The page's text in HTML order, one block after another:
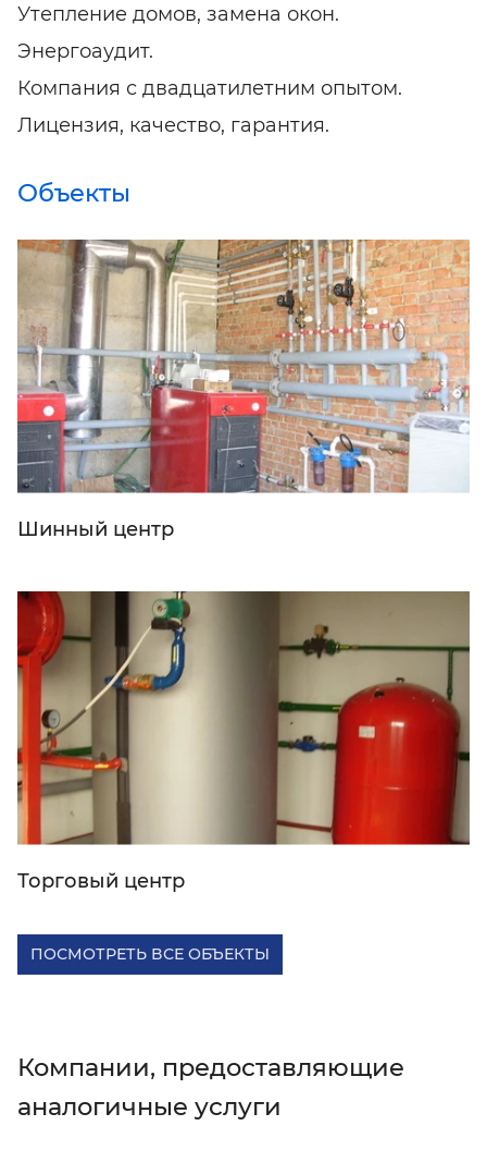
Утепление домов, замена окон.
Энергоаудит.
Компания с двадцатилетним опытом.
Лицензия, качество, гарантия.
Объекты
Шинный центр
Торговый центр
ПОСМОТРЕТЬ ВСЕ ОБЪЕКТЫ
Компании, предоставляющие
аналогичные услуги